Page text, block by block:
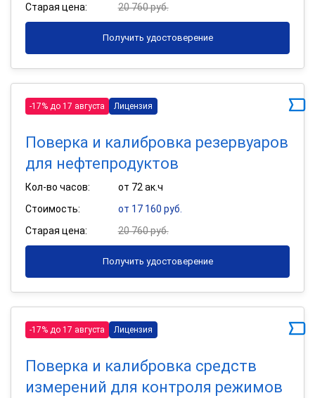
Старая цена:
20 760 руб.
Получить удостоверение
-17% до 17 августа Лицензия
Поверка и калибровка резервуаров
для нефтепродуктов
Кол-во часов:
от 72 ак.ч
Стоимость:
от 17 160 руб.
Старая цена:
20 760 руб.
Получить удостоверение
-17% до 17 августа Лицензия
Поверка и калибровка средств
измерений для контроля режимов